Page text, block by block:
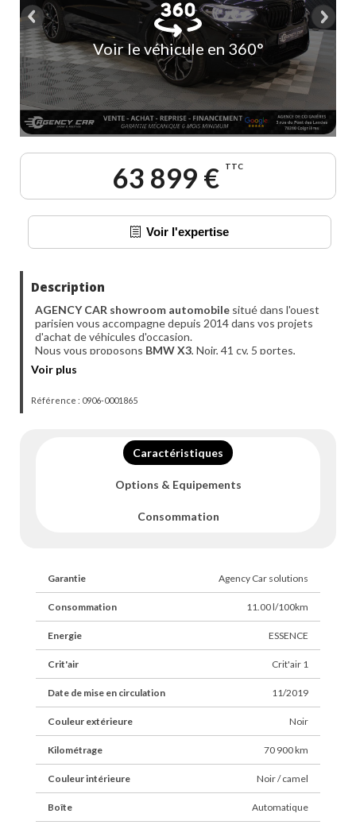
Voir le véhicule en 360°
63 899 € TTC
Voir l'expertise
Description
AGENCY CAR showroom automobile situé dans l'ouest
parisien vous accompagne depuis 2014 dans vos projets
d'achat de véhicules d'occasion.
Nous vous proposons BMW X3, Noir, 41 cv, 5 portes,
première mise en circulation le 14-11-2019,
mois.
Véhicule visibleUNIQUEMENT SUR RDV
Du mardi au vendredi 10h - 18h30 et le samedi de 9h30 à
- Possibilité d'extension de garantie jusqu'à 48 mois.
- Des erreurs peuvent se glisser dans nos annonces,
site internet.
Voir plus
Référence : 0906-0001865
Caractéristiques
Options & Equipements
Consommation
Garantie Agency Car solutions
Consommation 11.00 l/100km
Energie ESSENCE
Crit'air Crit'air 1
Date de mise en circulation 11/2019
Couleur extérieure Noir
Kilométrage 70 900 km
Couleur intérieure Noir / camel
Boîte Automatique